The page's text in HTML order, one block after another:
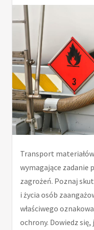
Transport
wymagające zadanie
zagrożeń. Poznaj
i życia osób
właściwego
ochrony. Dowiedz